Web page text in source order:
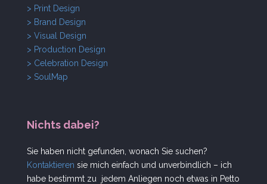
> Print Design
> Brand Design
> Visual Design
> Production Design
> Celebration Design
> SoulMap
Nichts dabei?
Sie haben nicht gefunden, wonach Sie suchen?
Kontaktieren sie mich einfach und unverbindlich – ich
habe bestimmt zu jedem Anliegen noch etwas in Petto